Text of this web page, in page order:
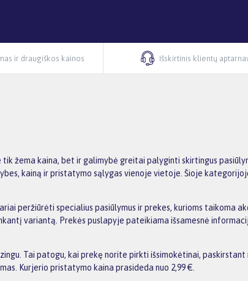
ir draugiškos kainos Išskirtinis klientų
žema kaina, bet ir galimybė greitai palyginti skirtingus
kainą ir pristatymo sąlygas vienoje vietoje. Šioje
peržiūrėti specialius pasiūlymus ir prekes, kurioms taikoma
variantą. Prekės puslapyje pateikiama išsamesnė
Tai patogu, kai prekę norite pirkti išsimokėtinai,
Kurjerio pristatymo kaina prasideda nuo 2,99 €.